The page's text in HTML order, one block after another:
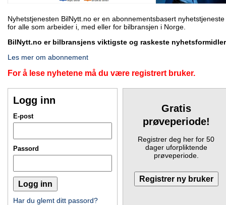
Nyhetstjenesten BilNytt.no er en abonnementsbasert nyhetstjeneste
for alle som arbeider i, med eller for bilbransjen i Norge.
BilNytt.no er bilbransjens viktigste og raskeste
Les mer om abonnement
For å lese nyhetene må du være registrert bruker.
Logg inn
E-post
Passord
Har du glemt ditt passord?
Gratis
prøveperiode!
Registrer deg her for 50
dager uforpliktende
prøveperiode.